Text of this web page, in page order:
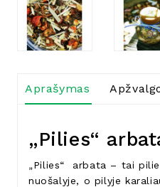
Aprašymas
„Pilies“
„Pilies“ arbata – tai
nuošalyje, o pilyje